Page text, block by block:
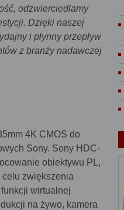
odzwierciedlamy
Dzięki naszej
i płynny przepływ
z branży nadawczej
4K CMOS do
Sony. Sony HDC-
obiektywu PL,
zwiększenia
wirtualnej
na żywo, kamera